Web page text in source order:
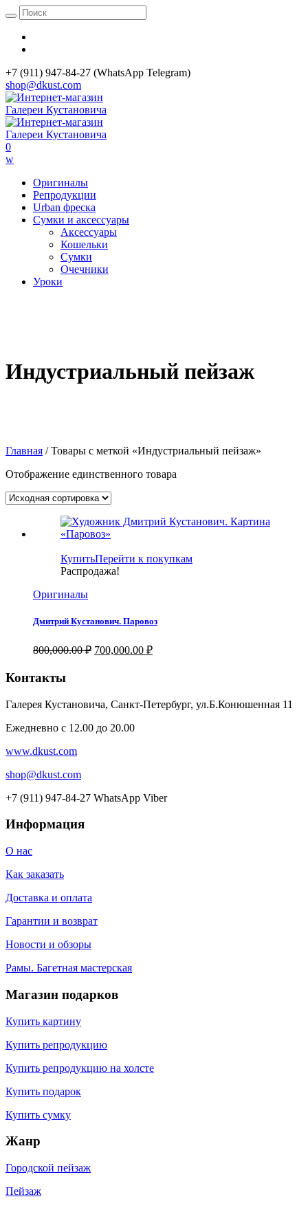
+7 (911) 947-84-27 (WhatsApp Telegram)
shop@dkust.com
0
w
Оригиналы
Репродукции
Urban фреска
Сумки и аксессуары
Аксессуары
Кошельки
Сумки
Очечники
Уроки
Индустриальный пейзаж
Главная / Товары с меткой «Индустриальный пейзаж»
Отображение единственного товара
КупитьПерейти к покупкам
Распродажа!
Оригиналы
Дмитрий Кустанович. Паровоз
800,000.00 ₽ Первоначальная
700,000.00 ₽Текущая
Контакты
Галерея Кустановича, Санкт-Петербург, ул.Б.Конюшенная 11
Ежедневно с 12.00 до 20.00
www.dkust.com
shop@dkust.com
+7 (911) 947-84-27 WhatsApp Viber
Информация
О нас
Как заказать
Доставка и оплата
Гарантии и возврат
Новости и обзоры
Рамы. Багетная мастерская
Магазин подарков
Купить картину
Купить репродукцию
Купить репродукцию на холсте
Купить подарок
Купить сумку
Жанр
Городской пейзаж
Пейзаж